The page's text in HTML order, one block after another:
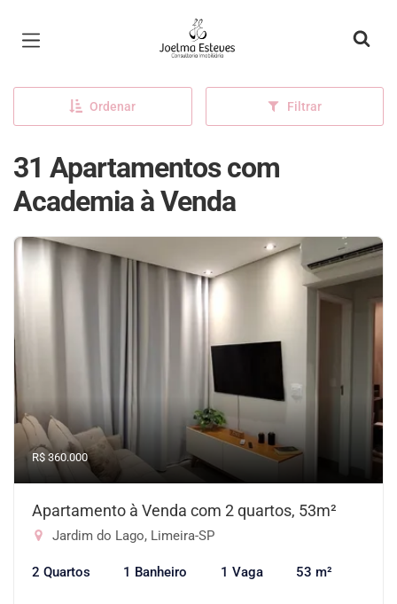
Página inicial
Ordenar Filtrar
31 Apartamentos com
Academia à Venda
R$ 360.000
Apartamento à Venda com 2 quartos, 53m²
Jardim do Lago, Limeira-SP
2 Quartos 1 Banheiro 1 Vaga 53 m²